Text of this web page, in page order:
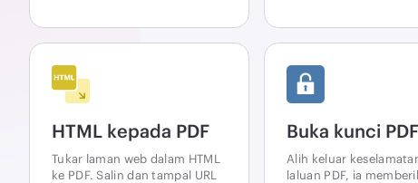
HTML kepada PDF
Tukar laman web dalam HTML
ke PDF. Salin dan tampal URL
Buka kunci PDF
Alih keluar
laluan PDF, ia